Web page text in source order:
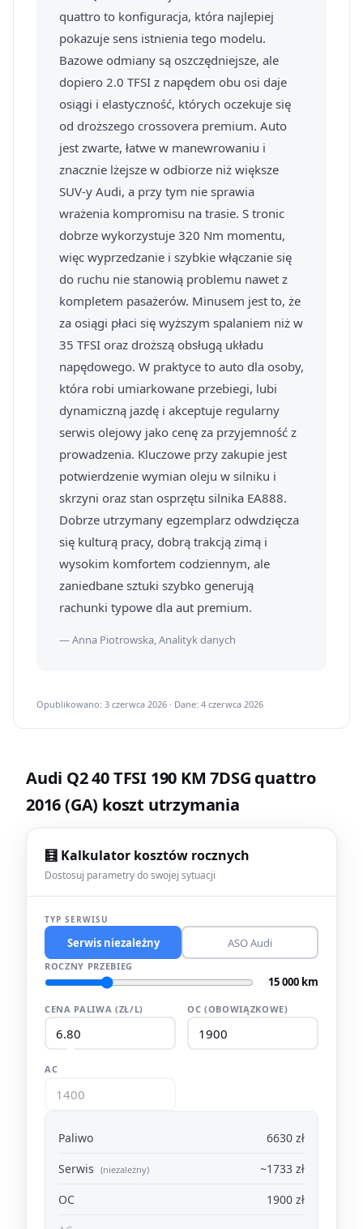
quattro to konfiguracja, która najlepiej
pokazuje sens istnienia tego modelu.
Bazowe odmiany są oszczędniejsze, ale
dopiero 2.0 TFSI z napędem obu osi daje
osiągi i elastyczność, których oczekuje się
od droższego crossovera premium. Auto
jest zwarte, łatwe w manewrowaniu i
znacznie lżejsze w odbiorze niż większe
SUV-y Audi, a przy tym nie sprawia
wrażenia kompromisu na trasie. S tronic
dobrze wykorzystuje 320 Nm momentu,
więc wyprzedzanie i szybkie włączanie się
do ruchu nie stanowią problemu nawet z
kompletem pasażerów. Minusem jest to, że
za osiągi płaci się wyższym spalaniem niż w
35 TFSI oraz droższą obsługą układu
napędowego. W praktyce to auto dla osoby,
która robi umiarkowane przebiegi, lubi
dynamiczną jazdę i akceptuje regularny
serwis olejowy jako cenę za przyjemność z
prowadzenia. Kluczowe przy zakupie jest
potwierdzenie wymian oleju w silniku i
skrzyni oraz stan osprzętu silnika EA888.
Dobrze utrzymany egzemplarz odwdzięcza
się kulturą pracy, dobrą trakcją zimą i
wysokim komfortem codziennym, ale
zaniedbane sztuki szybko generują
rachunki typowe dla aut premium.
— Anna Piotrowska, Analityk danych
Opublikowano: 3 czerwca 2026 · Dane: 4 czerwca 2026
Audi Q2 40 TFSI 190 KM 7DSG quattro
2016 (GA) koszt utrzymania
🧮 Kalkulator kosztów rocznych
Dostosuj parametry do swojej sytuacji
TYP SERWISU
Serwis niezależny ASO Audi
ROCZNY PRZEBIEG
15 000 km
CENA PALIWA (ZŁ/L) OC (OBOWIĄZKOWE)
AC
Paliwo
6630 zł
Serwis (niezależny)
~1733 zł
OC
1900 zł